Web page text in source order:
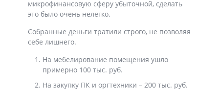
микрофинансовую сферу убыточной, сделать
это было очень нелегко.
Собранные деньги тратили строго, не позволяя
себе лишнего.
На мебелирование помещения ушло
примерно 100 тыс. руб.
На закупку ПК и оргтехники – 200 тыс. руб.